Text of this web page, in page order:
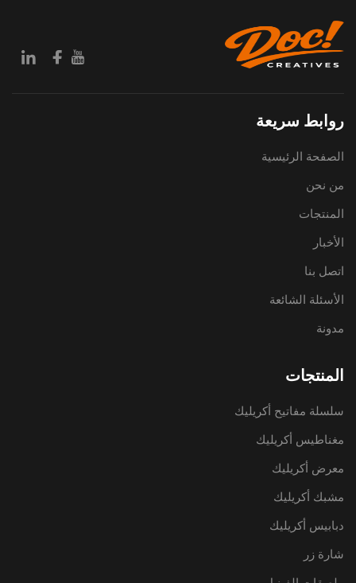
روابط سريعة
الصفحة الرئيسية
من نحن
المنتجات
الأخبار
اتصل بنا
الأسئلة الشائعة
مدونة
المنتجات
سلسلة مفاتيح أكريليك
مغناطيس أكريليك
معرض أكريليك
مشبك أكريليك
دبابيس أكريليك
شارة زر